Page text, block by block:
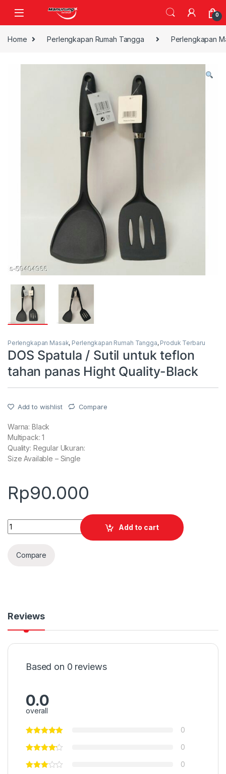
0
Home Perlengkapan Rumah Tangga Perlengkapan
Perlengkapan Masak, Perlengkapan Rumah Tangga, Produk Terbaru
DOS Spatula / Sutil untuk teflon
tahan panas Hight Quality-Black
Add to wishlist Compare
Warna: Black
Multipack: 1
Quality: Regular Ukuran:
Size Available – Single
Rp90.000
Quantity
Add to cart
Compare
Reviews
Based on 0 reviews
0.0
overall
0
0
0